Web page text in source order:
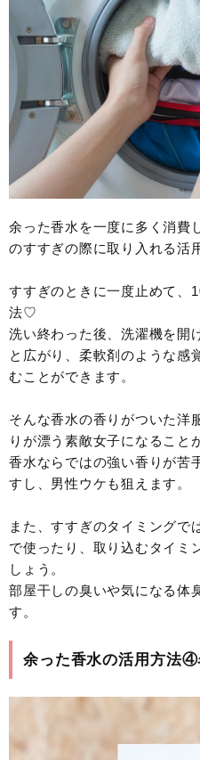
余った香水を一度に多く消費
のすすぎの際に取り入れる活
すすぎのときに一度止めて、
法♡
洗い終わった後、洗濯機を開
と広がり、柔軟剤のような感
むことができます。
そんな香水の香りがついた洋
りが漂う素敵女子になること
香水ならではの強い香りが苦
すし、男性ウケも狙えます。
また、すすぎのタイミングで
で使ったり、取り込むタイミ
しょう。
部屋干しの臭いや気になる体
す。
余った香水の活用方法④